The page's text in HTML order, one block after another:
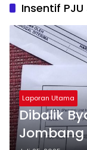
Insentif
Laporan Utama
Dibalik
Jombang